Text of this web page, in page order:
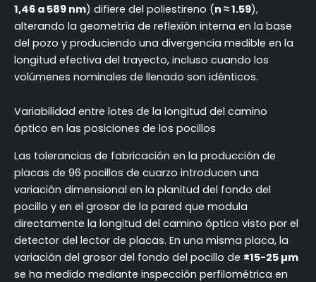
1,46 a 589 nm) difiere del poliestireno (n ≈ 1.59),
alterando la geometría de reflexión interna en la base
del pozo y produciendo una divergencia medible en la
longitud efectiva del trayecto, incluso cuando los
volúmenes nominales de llenado son idénticos.
Variabilidad entre lotes de la longitud del camino
óptico en las posiciones de los pocillos
Las tolerancias de fabricación en la producción de
placas de 96 pocillos de cuarzo introducen una
variación dimensional en la planitud del fondo del
pocillo y en el grosor de la pared que modula
directamente la longitud del camino óptico visto por el
detector del lector de placas. En una misma placa, la
variación del grosor del fondo del pocillo de ±15-25 µm
se ha medido mediante inspección perfilométrica en